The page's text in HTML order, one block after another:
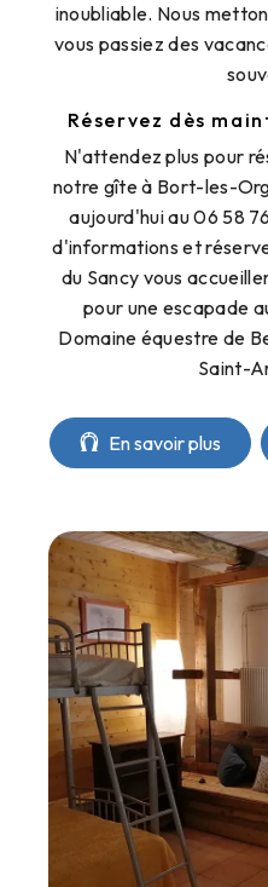
inoubliable. Nous
vous passiez des
Réservez dès
N'attendez plus pour
notre gîte à Bort-les-
aujourd'hui au 06 58
d'informations et
du Sancy vous
pour une escapade
Domaine équestre de
Saint-
En savoir plus